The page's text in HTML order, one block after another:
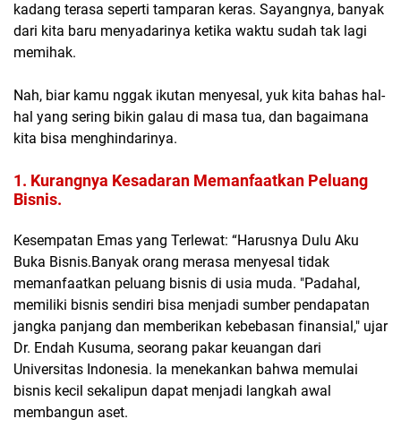
kadang terasa seperti tamparan keras. Sayangnya, banyak
dari kita baru menyadarinya ketika waktu sudah tak lagi
memihak.
Nah, biar kamu nggak ikutan menyesal, yuk kita bahas hal-
hal yang sering bikin galau di masa tua, dan bagaimana
kita bisa menghindarinya.
1. Kurangnya Kesadaran Memanfaatkan Peluang
Bisnis.
Kesempatan Emas yang Terlewat: “Harusnya Dulu Aku
Buka Bisnis.Banyak orang merasa menyesal tidak
memanfaatkan peluang bisnis di usia muda. "Padahal,
memiliki bisnis sendiri bisa menjadi sumber pendapatan
jangka panjang dan memberikan kebebasan finansial," ujar
Dr. Endah Kusuma, seorang pakar keuangan dari
Universitas Indonesia. Ia menekankan bahwa memulai
bisnis kecil sekalipun dapat menjadi langkah awal
membangun aset.